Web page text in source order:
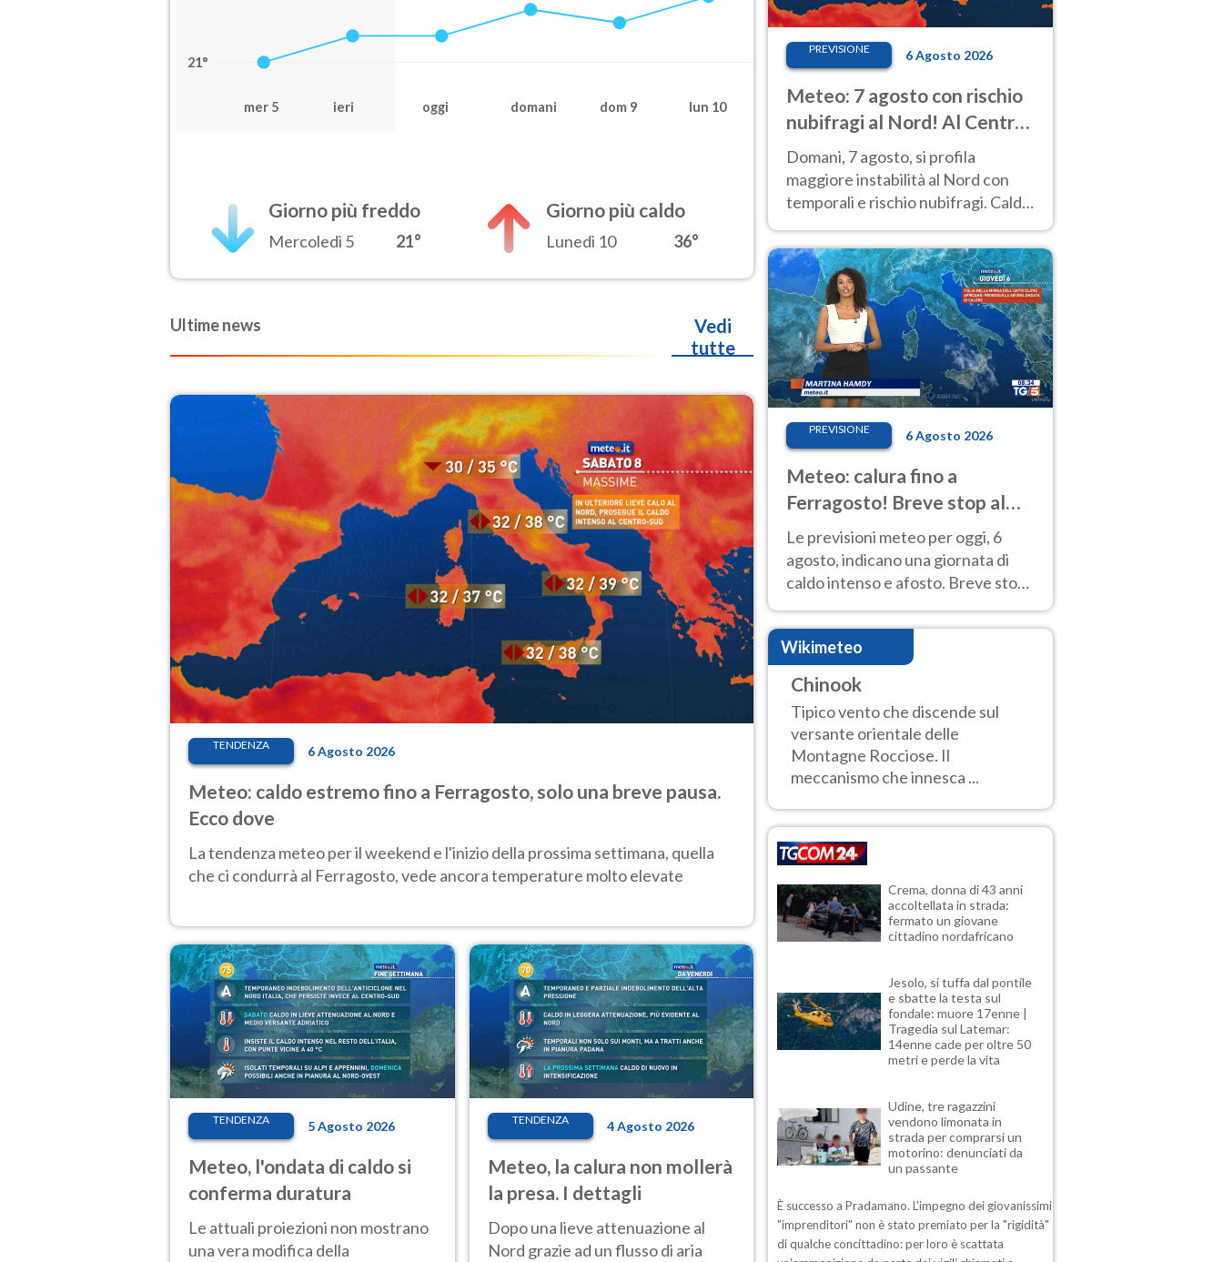
21°
mer 5 ieri oggi domani dom 9 lun 10
Giorno più freddo
Mercoledì 5 21°
Giorno più caldo
Lunedì 10 36°
Ultime news
Vedi
tutte
TENDENZA 6 Agosto 2026
Meteo: caldo estremo fino a Ferragosto, solo una breve pausa.
Ecco dove
La tendenza meteo per il weekend e l'inizio della prossima settimana, quella
che ci condurrà al Ferragosto, vede ancora temperature molto elevate
TENDENZA 5 Agosto 2026
Meteo, l'ondata di caldo si
conferma duratura
Le attuali proiezioni non mostrano
una vera modifica della
TENDENZA 4 Agosto 2026
Meteo, la calura non mollerà
la presa. I dettagli
Dopo una lieve attenuazione al
Nord grazie ad un flusso di aria
PREVISIONE 6 Agosto 2026
Meteo: 7 agosto con rischio
nubifragi al Nord! Al Centro-
Sud caldo estremo
Domani, 7 agosto, si profila
maggiore instabilità al Nord con
temporali e rischio nubifragi. Caldo
previsioni.
PREVISIONE 6 Agosto 2026
Meteo: calura fino a
Ferragosto! Breve stop al
Nord tra 7 e 9 agosto
Le previsioni meteo per oggi, 6
agosto, indicano una giornata di
caldo intenso e afosto. Breve stop
all'Anticiclone solo sulle regioni del
Nord.
Wikimeteo
Chinook
Tipico vento che discende sul
versante orientale delle
Montagne Rocciose. Il
meccanismo che innesca ...
Crema, donna di 43 anni
accoltellata in strada:
fermato un giovane
cittadino nordafricano
Jesolo, si tuffa dal pontile
e sbatte la testa sul
fondale: muore 17enne |
Tragedia sul Latemar:
14enne cade per oltre 50
metri e perde la vita
Udine, tre ragazzini
vendono limonata in
strada per comprarsi un
motorino: denunciati da
un passante
È successo a Pradamano. L'impegno dei giovanissimi
"imprenditori" non è stato premiato per la "rigidità"
di qualche concittadino: per loro è scattata